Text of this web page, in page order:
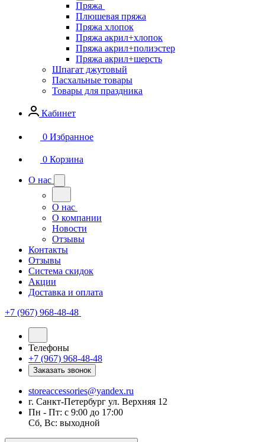
Пряжа
Плюшевая пряжа
Пряжа хлопок
Пряжа акрил+хлопок
Пряжа акрил+полиэстер
Пряжа акрил+шерсть
Шпагат джутовый
Пасхальные товары
Товары для праздника
Кабинет
0 Избранное
0 Корзина
О нас
О нас
О компании
Новости
Отзывы
Контакты
Отзывы
Система скидок
Акции
Доставка и оплата
+7 (967) 968-48-48
Телефоны
+7 (967) 968-48-48
Заказать звонок
storeaccessories@yandex.ru
г. Санкт-Петербург ул. Верхняя 12
Пн - Пт: с 9:00 до 17:00
Сб, Вс: выходной